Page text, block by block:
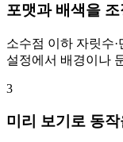
포맷과 배색을 조
소수점 이하 자릿수
설정에서 배경이나
3
미리 보기로 동작